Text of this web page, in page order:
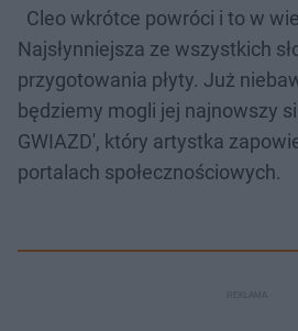
Cleo wkrótce powróci i to w
Najsłynniejsza ze wszystkich
przygotowania płyty. Już
będziemy mogli jej najnowszy
GWIAZD', który artystka
portalach społecznościowych.